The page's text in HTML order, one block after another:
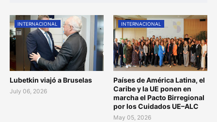
INTERNACIONAL
Lubetkin viajó a Bruselas
July 06, 2026
INTERNACIONAL
Países de América Latina, el
Caribe y la UE ponen en
marcha el Pacto Birregional
por los Cuidados UE–ALC
May 05, 2026